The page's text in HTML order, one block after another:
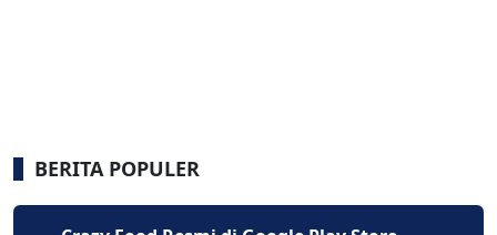
BERITA POPULER